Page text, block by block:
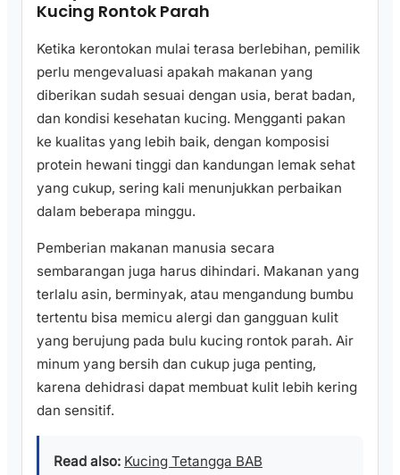
Kucing Rontok Parah
Ketika kerontokan mulai terasa berlebihan, pemilik
perlu mengevaluasi apakah makanan yang
diberikan sudah sesuai dengan usia, berat badan,
dan kondisi kesehatan kucing. Mengganti pakan
ke kualitas yang lebih baik, dengan komposisi
protein hewani tinggi dan kandungan lemak sehat
yang cukup, sering kali menunjukkan perbaikan
dalam beberapa minggu.
Pemberian makanan manusia secara
sembarangan juga harus dihindari. Makanan yang
terlalu asin, berminyak, atau mengandung bumbu
tertentu bisa memicu alergi dan gangguan kulit
yang berujung pada bulu kucing rontok parah. Air
minum yang bersih dan cukup juga penting,
karena dehidrasi dapat membuat kulit lebih kering
dan sensitif.
Read also: Kucing Tetangga BAB